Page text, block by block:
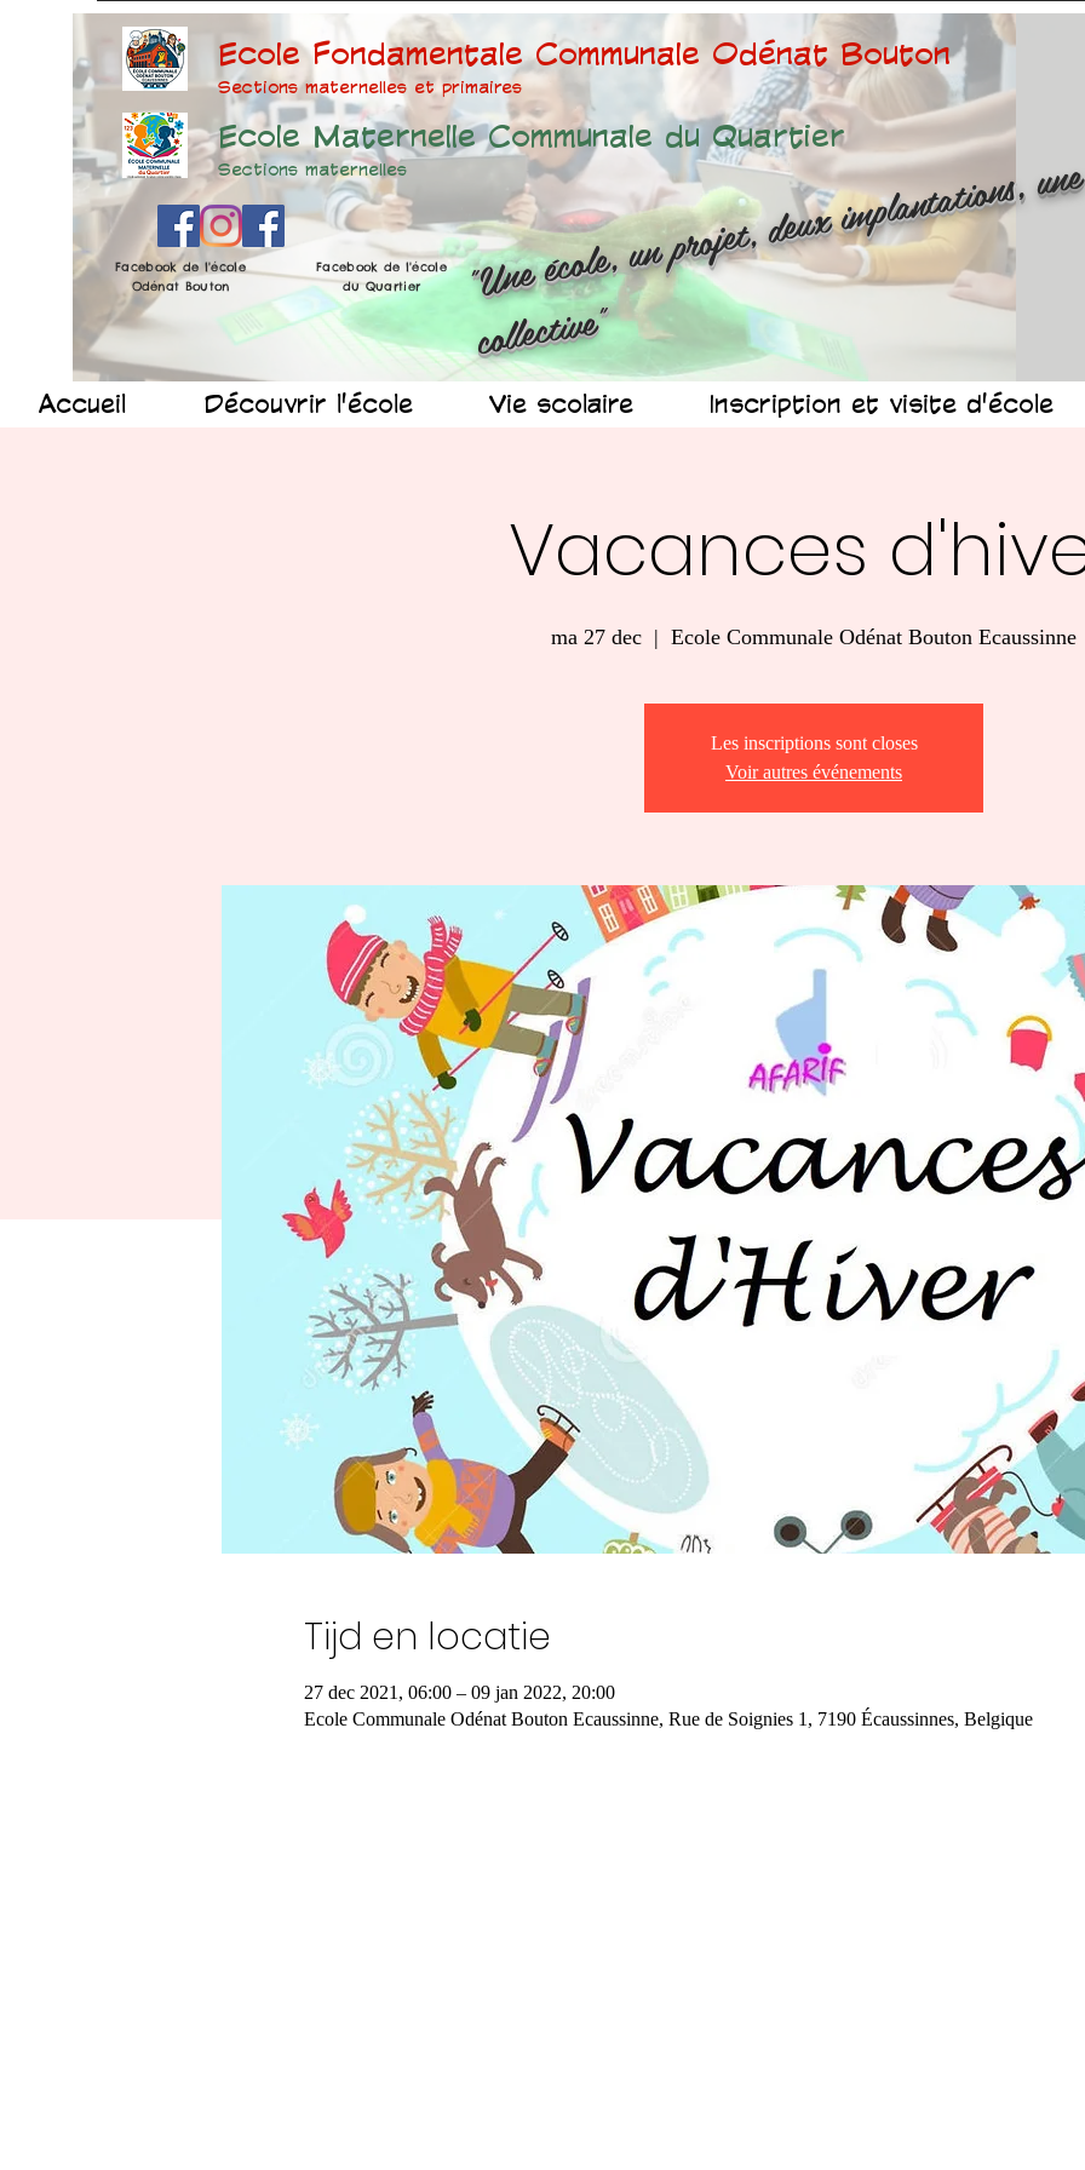
Ecole Fondamentale Communale Odénat Bouton
Sections maternelles et primaires
Ecole Maternelle Communale du Quartier
Sections maternelles ne
n
x
"
Facebook de l'école
Odénat Bouton
Facebook de l'école
du Quartier
Accueil Découvrir l'école Vie scolaire Inscription et visite d'école
Vacances
ma 27 dec
  |
Ecole Communale Odénat Bouton Ecaussinne
Les inscriptions sont closes
Voir autres événements
Tijd en locatie
27 dec 2021, 06:00 – 09 jan 2022, 20:00
Ecole Communale Odénat Bouton Ecaussinne, Rue de Soignies 1, 7190 Écaussinnes, Belgique